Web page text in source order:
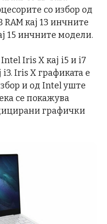
со избор од
RAM кај 13 инчните
15 инчните модели.
Iris X кај i5 и i7
i3. Iris X графиката е
и од Intel уште
се покажува
графички